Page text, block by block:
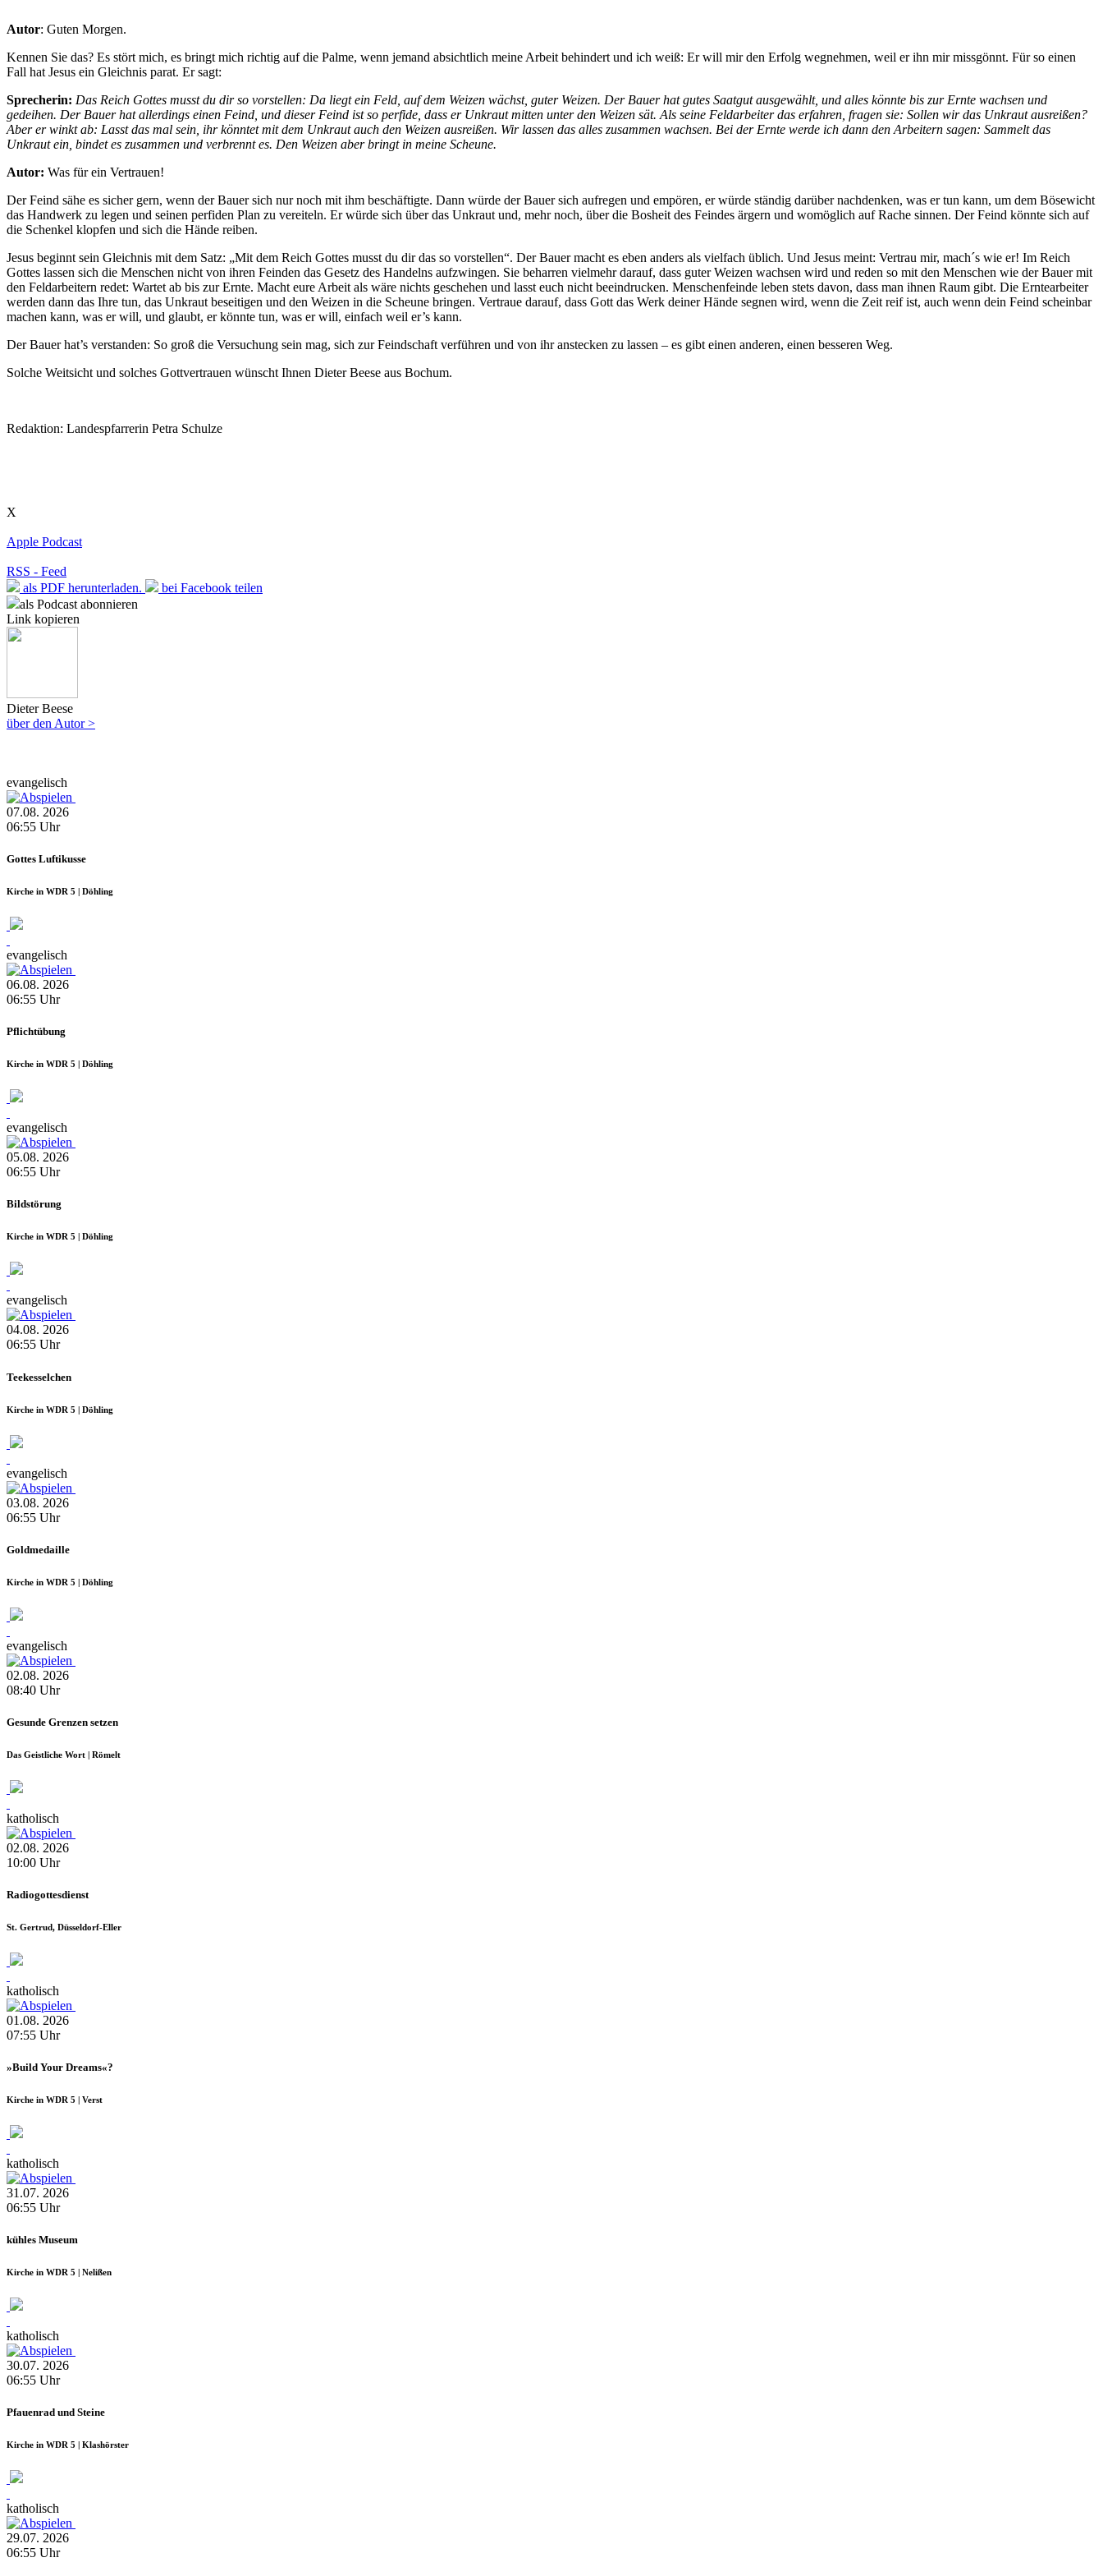
Autor: Guten Morgen.
Kennen Sie das? Es stört mich, es bringt mich richtig auf die Palme, wenn jemand absichtlich meine Arbeit behindert und ich weiß: Er will mir den Erfolg wegnehmen, weil er ihn mir missgönnt. Für so einen
Fall hat Jesus ein Gleichnis parat. Er sagt:
Sprecherin: Das Reich Gottes musst du dir so vorstellen: Da liegt ein Feld, auf dem Weizen wächst, guter Weizen. Der Bauer hat gutes Saatgut ausgewählt, und alles könnte bis zur Ernte wachsen und
gedeihen. Der Bauer hat allerdings einen Feind, und dieser Feind ist so perfide, dass er Unkraut mitten unter den Weizen sät. Als seine Feldarbeiter das erfahren, fragen sie: Sollen wir das Unkraut ausreißen?
Aber er winkt ab: Lasst das mal sein, ihr könntet mit dem Unkraut auch den Weizen ausreißen. Wir lassen das alles zusammen wachsen. Bei der Ernte werde ich dann den Arbeitern sagen: Sammelt das
Unkraut ein, bindet es zusammen und verbrennt es. Den Weizen aber bringt in meine Scheune.
Autor: Was für ein Vertrauen!
Der Feind sähe es sicher gern, wenn der Bauer sich nur noch mit ihm beschäftigte. Dann würde der Bauer sich aufregen und empören, er würde ständig darüber nachdenken, was er tun kann, um dem Bösewicht
das Handwerk zu legen und seinen perfiden Plan zu vereiteln. Er würde sich über das Unkraut und, mehr noch, über die Bosheit des Feindes ärgern und womöglich auf Rache sinnen. Der Feind könnte sich auf
die Schenkel klopfen und sich die Hände reiben.
Jesus beginnt sein Gleichnis mit dem Satz: „Mit dem Reich Gottes musst du dir das so vorstellen“. Der Bauer macht es eben anders als vielfach üblich. Und Jesus meint: Vertrau mir, mach´s wie er! Im Reich
Gottes lassen sich die Menschen nicht von ihren Feinden das Gesetz des Handelns aufzwingen. Sie beharren vielmehr darauf, dass guter Weizen wachsen wird und reden so mit den Menschen wie der Bauer mit
den Feldarbeitern redet: Wartet ab bis zur Ernte. Macht eure Arbeit als wäre nichts geschehen und lasst euch nicht beeindrucken. Menschenfeinde leben stets davon, dass man ihnen Raum gibt. Die Erntearbeiter
werden dann das Ihre tun, das Unkraut beseitigen und den Weizen in die Scheune bringen. Vertraue darauf, dass Gott das Werk deiner Hände segnen wird, wenn die Zeit reif ist, auch wenn dein Feind scheinbar
machen kann, was er will, und glaubt, er könnte tun, was er will, einfach weil er’s kann.
Der Bauer hat’s verstanden: So groß die Versuchung sein mag, sich zur Feindschaft verführen und von ihr anstecken zu lassen – es gibt einen anderen, einen besseren Weg.
Solche Weitsicht und solches Gottvertrauen wünscht Ihnen Dieter Beese aus Bochum.
Redaktion: Landespfarrerin Petra Schulze
X
Apple Podcast
RSS - Feed
als PDF herunterladen.
bei Facebook teilen
als Podcast abonnieren
Link kopieren
Dieter Beese
über den Autor >
evangelisch
07.08. 2026
06:55 Uhr
Gottes Luftikusse
Kirche in WDR 5 | Döhling
evangelisch
06.08. 2026
06:55 Uhr
Pflichtübung
Kirche in WDR 5 | Döhling
evangelisch
05.08. 2026
06:55 Uhr
Bildstörung
Kirche in WDR 5 | Döhling
evangelisch
04.08. 2026
06:55 Uhr
Teekesselchen
Kirche in WDR 5 | Döhling
evangelisch
03.08. 2026
06:55 Uhr
Goldmedaille
Kirche in WDR 5 | Döhling
evangelisch
02.08. 2026
08:40 Uhr
Gesunde Grenzen setzen
Das Geistliche Wort | Römelt
katholisch
02.08. 2026
10:00 Uhr
Radiogottesdienst
St. Gertrud, Düsseldorf-Eller
katholisch
01.08. 2026
07:55 Uhr
»Build Your Dreams«?
Kirche in WDR 5 | Verst
katholisch
31.07. 2026
06:55 Uhr
kühles Museum
Kirche in WDR 5 | Nelißen
katholisch
30.07. 2026
06:55 Uhr
Pfauenrad und Steine
Kirche in WDR 5 | Klashörster
katholisch
29.07. 2026
06:55 Uhr